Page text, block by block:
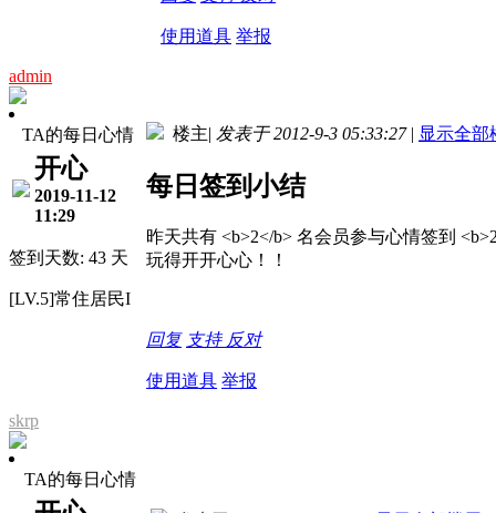
使用道具 举报
admin
TA的每日心情
开心
2019-11-12
11:29
签到天数: 43 天
[LV.5]常住居民I
楼主| 发表于 2012-9-3 05:33:27 | 显示全部
每日签到小结
昨天共有 <b>2</b> 名会员参与心情签到
玩得开开心心！！
回复 支持 反对
使用道具 举报
skrp
TA的每日心情